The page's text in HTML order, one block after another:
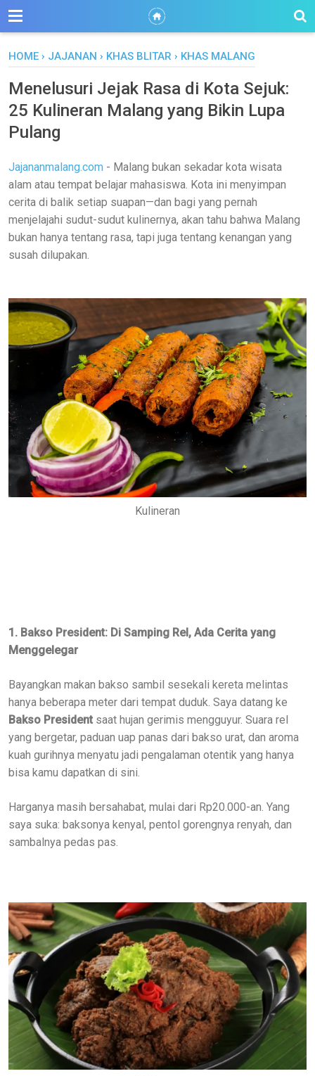
HOME › JAJANAN › KHAS BLITAR › KHAS MALANG
Menelusuri Jejak Rasa di Kota Sejuk:
25 Kulineran Malang yang Bikin Lupa
Pulang
Jajananmalang.com - Malang bukan sekadar kota wisata
alam atau tempat belajar mahasiswa. Kota ini menyimpan
cerita di balik setiap suapan—dan bagi yang pernah
menjelajahi sudut-sudut kulinernya, akan tahu bahwa Malang
bukan hanya tentang rasa, tapi juga tentang kenangan yang
susah dilupakan.
Kulineran
1. Bakso President: Di Samping Rel, Ada Cerita yang
Menggelegar
Bayangkan makan bakso sambil sesekali kereta melintas
hanya beberapa meter dari tempat duduk. Saya datang ke
Bakso President saat hujan gerimis mengguyur. Suara rel
yang bergetar, paduan uap panas dari bakso urat, dan aroma
kuah gurihnya menyatu jadi pengalaman otentik yang hanya
bisa kamu dapatkan di sini.
Harganya masih bersahabat, mulai dari Rp20.000-an. Yang
saya suka: baksonya kenyal, pentol gorengnya renyah, dan
sambalnya pedas pas.